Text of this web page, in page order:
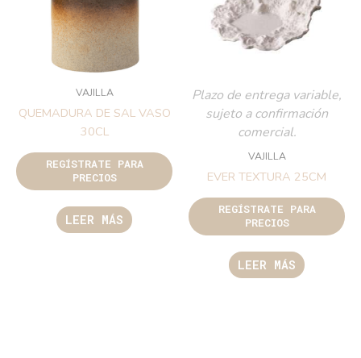
VAJILLA
QUEMADURA DE SAL VASO
30CL
REGÍSTRATE PARA
PRECIOS
LEER MÁS
Plazo de entrega variable,
sujeto a confirmación
comercial.
VAJILLA
EVER TEXTURA 25CM
REGÍSTRATE PARA
PRECIOS
LEER MÁS